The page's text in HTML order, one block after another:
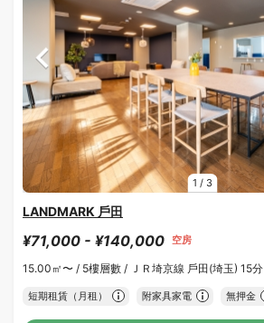
1 / 3
LANDMARK 戶田
¥71,000 - ¥140,000 空房
15.00㎡〜 / 5樓層數 / ＪＲ埼京線 戶田(埼玉) 15分
短期租賃（月租） 附家具家電 無押金